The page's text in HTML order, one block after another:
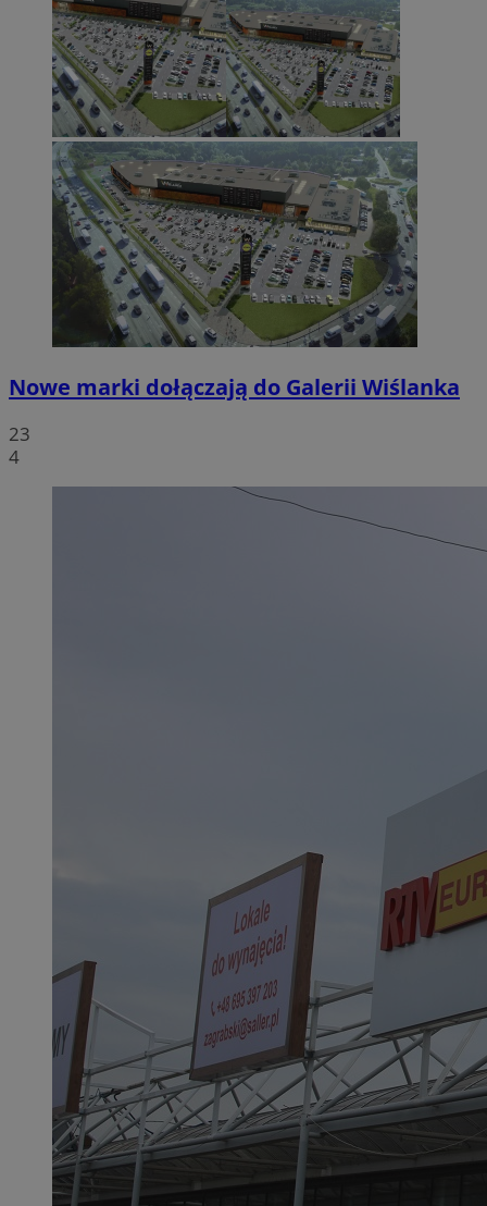
Nowe marki dołączają do Galerii Wiślanka
23
4